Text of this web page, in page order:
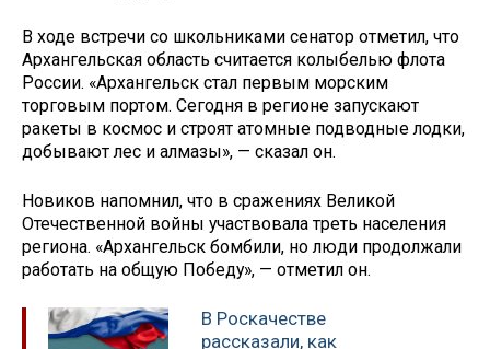
В ходе встречи со школьниками сенатор отметил, что
Архангельская область считается колыбелью флота
России. «Архангельск стал первым морским
торговым портом. Сегодня в регионе запускают
ракеты в космос и строят атомные подводные лодки,
добывают лес и алмазы», — сказал он.
Новиков напомнил, что в сражениях Великой
Отечественной войны участвовала треть населения
региона. «Архангельск бомбили, но люди продолжали
работать на общую Победу», — отметил он.
В Роскачестве
рассказали, как